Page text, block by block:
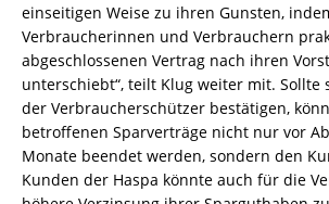
einseitigen Weise zu ihren Gunsten,
Verbraucherinnen und Verbrauchern
abgeschlossenen Vertrag nach ihren
unterschiebt“, teilt Klug weiter mit. Sollte
der Verbraucherschützer bestätigen,
betroffenen Sparverträge nicht nur vor
Monate beendet werden, sondern den
Kunden der Haspa könnte auch für die